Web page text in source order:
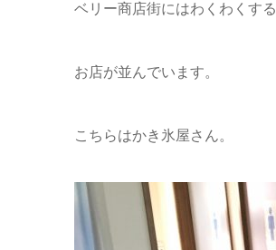
ベリー商店街にはわくわくする
お店が並んでいます。
こちらはかき氷屋さん。